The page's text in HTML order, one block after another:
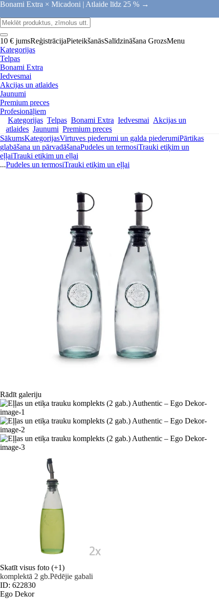
Bonami Extra × Micadoni | Atlaide līdz 25 % →
10 € jumsReģistrācijaPieteikšanāsSalīdzināšana GrozsMenu
Kategorijas
Telpas
Bonami Extra
Iedvesmai
Akcijas un atlaides
Jaunumi
Premium preces
Profesionāļiem
Kategorijas Telpas Bonami Extra Iedvesmai Akcijas un
atlaides Jaunumi Premium preces
SākumsKategorijasVirtuves piederumi un galda piederumiPārtikas
glabāšana un pārvadāšanaPudeles un termosiTrauki etiķim un
eļļaiTrauki etiķim un eļļai
...Pudeles un termosiTrauki etiķim un eļļai
Rādīt galeriju
Skatīt visus foto (+1)
komplektā 2 gb.Pēdējie gabali
ID: 622830
Ego Dekor